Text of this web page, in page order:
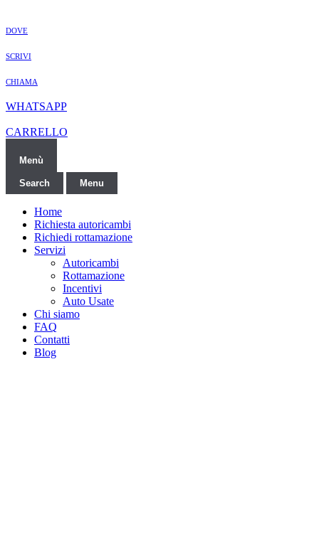
DOVE
SCRIVI
CHIAMA
WHATSAPP
CARRELLO
Menù
Search Menu
Home
Richiesta autoricambi
Richiedi rottamazione
Servizi
Autoricambi
Rottamazione
Incentivi
Auto Usate
Chi siamo
FAQ
Contatti
Blog